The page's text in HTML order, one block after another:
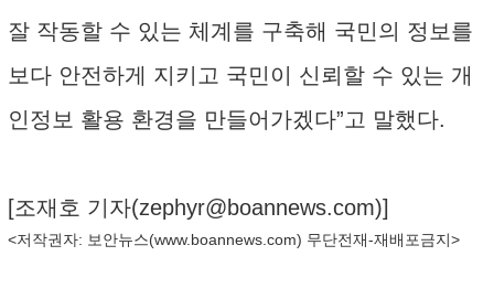
잘 작동할 수 있는 체계를 구축해 국민의 정보를
보다 안전하게 지키고 국민이 신뢰할 수 있는 개
인정보 활용 환경을 만들어가겠다”고 말했다.
[조재호 기자(zephyr@boannews.com)]
<저작권자: 보안뉴스(www.boannews.com) 무단전재-재배포금지>